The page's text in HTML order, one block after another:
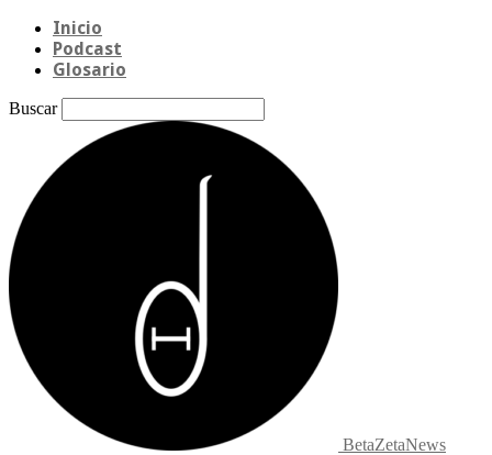
Inicio
Podcast
Glosario
Buscar
BetaZetaNews